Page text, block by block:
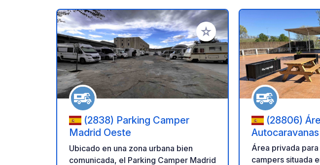
Añadir a tus favoritos
(2838) Parking Camper
Madrid Oeste
Ubicado en una zona urbana bien
comunicada, el Parking Camper Madrid
(28806)
Henares
Área privada
campers situada